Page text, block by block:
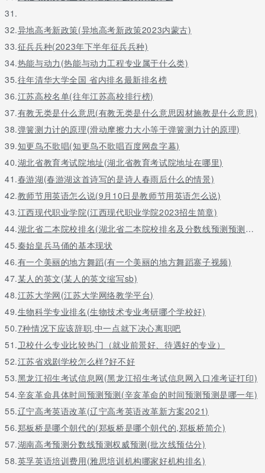
31.
32.异地高考新政策(异地高考新政策2023内蒙古)
33.征兵兵种(2023年下半年征兵兵种)
34.热能与动力(热能与动力工程专业属于什么类)
35.往年清华大学全国 省内排名最新排名榜
36.江苏高校名单(往年江苏高校排行榜)
37.有教无类是什么意思(有教无类是什么意思因材施教是什么意思)
38.弹簧测力计的原理(滑动摩擦力大小等于弹簧测力计的原理)
39.知更鸟不歌唱(知更鸟不歌唱百度网盘字幕)
40.湖北省教育考试院地址(湖北省教育考试院地址在哪里)
41.春游湖(春游湖这首诗写的是诗人春雨后什么的情景)
42.教师节用英语怎么说(9月10日是教师节用英语怎么说)
43.江西现代职业学院(江西现代职业学院2023招生简章)
44.湖北省二本院校排名(湖北省二本院校排名及分数线预测预测文科)
45.秦始皇兵马俑的基本现状
46.有一个美丽的地方舞蹈(有一个美丽的地方舞蹈寨子视频)
47.某人的英文(某人的英文缩写sb)
48.江苏大学网(江苏大学网络教学平台)
49.生物科学专业排名(生物技术专业考研哪个学校好)
50.7种情况下应该辞职,中一点就下决心离职吧
51.卫校什么专业比较热门（就业前景好、待遇好的专业）
52.江苏省戏剧学校怎么样?好不好
53.黑龙江招生考试信息网(黑龙江招生考试信息网入口准考证打印)
54.辛亥革命具体时间预测预测(辛亥革命的时间预测预测是哪一年)
55.辽宁高考英语改革(辽宁高考英语改革新方案2021)
56.郑板桥是哪个朝代的(郑板桥是哪个朝代的,郑板桥简介)
57.湖南高考预测分数线预测权威预测(批次线预估分)
58.英孚英语培训费用(雅思培训机构哪家好机构排名)